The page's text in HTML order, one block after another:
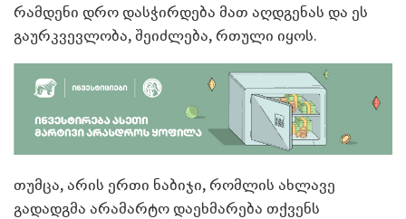
რამდენი დრო დასჭირდება მათ აღდგენას და ეს
გაურკვევლობა, შეიძლება, რთული იყოს.
თუმცა, არის ერთი ნაბიჯი, რომლის ახლავე
გადადგმა არამარტო დაეხმარება თქვენს